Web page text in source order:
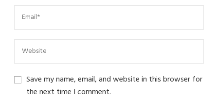
Save my name, email, and website in this browser for
the next time I comment.